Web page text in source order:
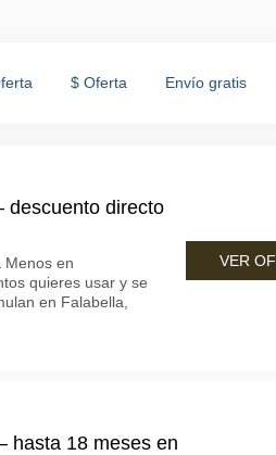
$ Oferta Envío gratis
directo
Menos en
quieres usar y se
en Falabella,
VER
hasta 18 meses en